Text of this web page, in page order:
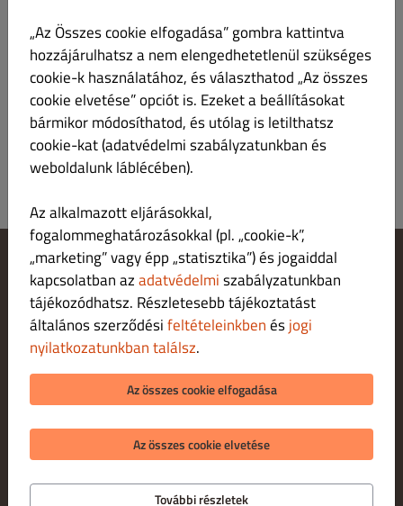
Dobozos sör 0,5l Ft 750.00
Cookie‑beállítások módosítása
Fordulj hozzánk!
Adatvédelmi irányelvek
Felhasználási feltételek
Jogi nyilatkozat
FIZETÉSI LEHETŐSÉGEK HÁZHOZSZÁLLÍTÁ S ESETÉN
FIZETÉSI LEHETŐSÉGEK SZEMÉLYES ÁTVÉTEL ESETÉN
„Az Összes cookie elfogadása” gombra kattintva
hozzájárulhatsz a nem elengedhetetlenül szükséges
cookie-k használatához, és választhatod „Az összes
cookie elvetése” opciót is. Ezeket a beállításokat
bármikor módosíthatod, és utólag is letilthatsz
cookie-kat (adatvédelmi szabályzatunkban és
weboldalunk láblécében).
Az alkalmazott eljárásokkal,
fogalommeghatározásokkal (pl. „cookie-k”,
„marketing” vagy épp „statisztika”) és jogaiddal
kapcsolatban azadatvédelmiszabályzatunkban
tájékozódhatsz. Részletesebb tájékoztatást
általános szerződésifeltételeinkbenésjogi
nyilatkozatunkban találsz.
Az összes cookie elfogadása
Az összes cookie elvetése
További részletek